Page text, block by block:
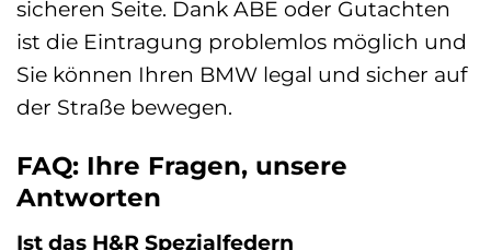
sicheren Seite. Dank ABE oder Gutachten
ist die Eintragung problemlos möglich und
Sie können Ihren BMW legal und sicher auf
der Straße bewegen.
FAQ: Ihre Fragen, unsere
Antworten
Ist das H&R Spezialfedern